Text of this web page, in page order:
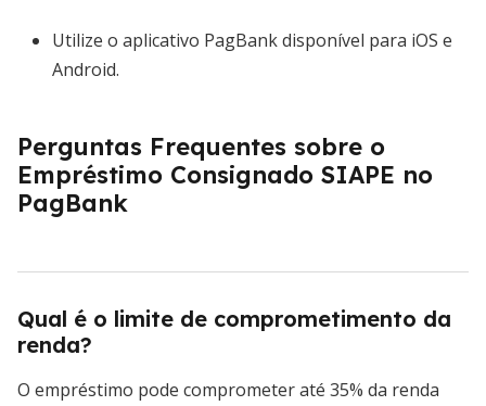
Utilize o aplicativo PagBank disponível para iOS e
Android.
Perguntas Frequentes sobre o
Empréstimo Consignado SIAPE no
PagBank
Qual é o limite de comprometimento da
renda?
O empréstimo pode comprometer até 35% da renda